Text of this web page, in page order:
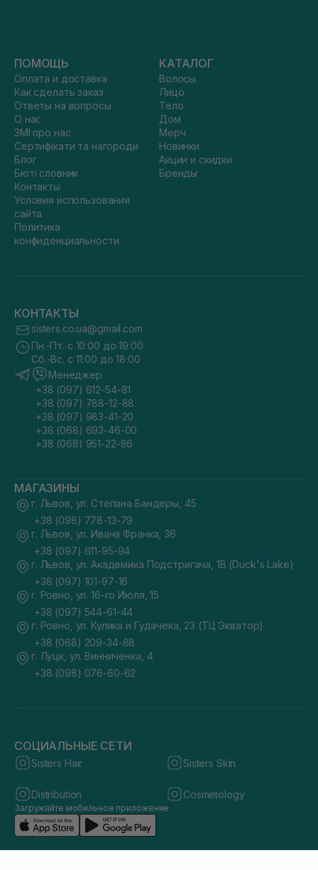
ПОМОЩЬ
Оплата и доставка
Как сделать заказ
Ответы на вопросы
О нас
ЗМІ про нас
Сертифікати та нагороди
Блог
Бюті словник
Контакты
Условия использования
сайта
Политика
конфиденциальности
КАТАЛОГ
Волосы
Лицо
Тело
Дом
Мерч
Новинки
Акции и скидки
Бренды
КОНТАКТЫ
sisters.co.ua@gmail.com
Пн.-Пт. с 10:00 до 19:00
Сб.-Вс. с 11:00 до 18:00
Менеджер
+38 (097) 612-54-81
+38 (097) 788-12-88
+38 (097) 983-41-20
+38 (068) 693-46-00
+38 (068) 951-22-86
МАГАЗИНЫ
г. Львов, ул. Степана Бандеры, 45
+38 (098) 778-13-79
г. Львов, ул. Ивана Франка, 36
+38 (097) 611-95-94
г. Львов, ул. Академика Подстригача, 1В (Duck's Lake)
+38 (097) 101-97-16
г. Ровно, ул. 16-го Июля, 15
+38 (097) 544-61-44
г. Ровно, ул. Кулика и Гудачека, 23 (ТЦ Экватор)
+38 (068) 209-34-88
г. Луцк, ул. Винниченка, 4
+38 (098) 076-60-62
СОЦИАЛЬНЫЕ СЕТИ
Sisters Hair Sisters Skin
Distribution Cosmetology
Загружайте мобильное приложение